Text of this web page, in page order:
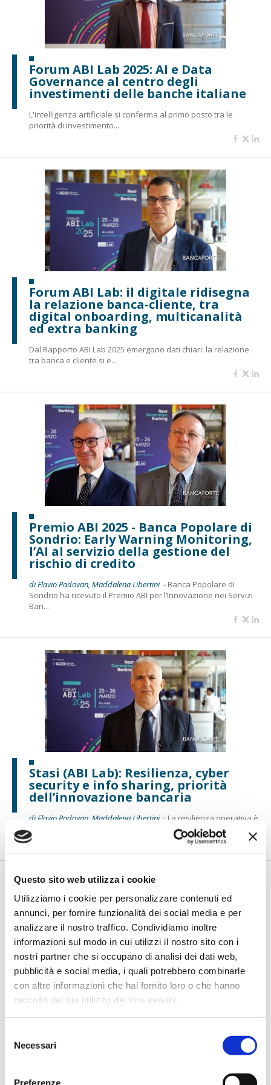
Questo sito web utilizza i cookie
Utilizziamo i cookie per personalizzare contenuti ed
annunci, per fornire funzionalità dei social media e per
analizzare il nostro traffico. Condividiamo inoltre
informazioni sul modo in cui utilizzi il nostro sito con i
nostri partner che si occupano di analisi dei dati web,
pubblicità e social media, i quali potrebbero combinarle
con altre informazioni che hai fornito loro o che hanno
raccolto dal tuo utilizzo dei loro servizi.
delNecessari
Preferenze
Forum ABI Lab 2025: AI e Data
Governance al centro degli
investimenti delle banche italiane
L'intelligenza artificiale si conferma al primo posto tra le
priorità di investimento...
Forum ABI Lab: il digitale ridisegna
la relazione banca-cliente, tra
digital onboarding, multicanalità
ed extra banking
Dal Rapporto ABI Lab 2025 emergono dati chiari: la relazione
tra banca e cliente si e...
Premio ABI 2025 - Banca Popolare di
Sondrio: Early Warning Monitoring,
l’AI al servizio della gestione del
rischio di credito
di Flavio Padovan, Maddalena Libertini - Banca Popolare di
Sondrio ha ricevuto il Premio ABI per l’Innovazione nei Servizi
Ban...
Stasi (ABI Lab): Resilienza, cyber
security e info sharing, priorità
dell’innovazione bancaria
di Flavio Padovan, Maddalena Libertini -La resilienza operativa è
in cima alla lista delle priorità che guideranno gli invest...
Premio ABI 2025 - CDP: Con AI per la
PA più efficienza e controllo nella
valutazione documentale
di Flavio Padovan, Maddalena Libertini -
AI per la PA di Cassa
Depositi e Prestiti, progetto che ha ricevuto una menzione